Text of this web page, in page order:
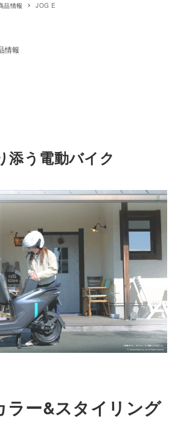
品情報 JOG E
情報
添う電動バイク
ラー&スタイリング